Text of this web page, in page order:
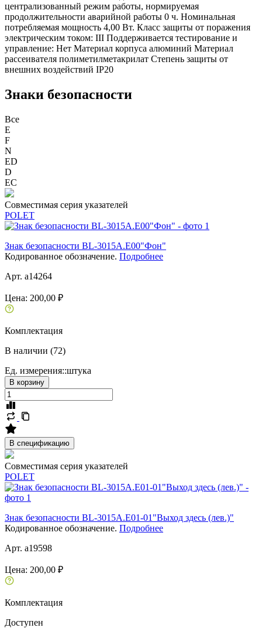
централизованный режим работы, нормируемая
продолжительности аварийной работы 0 ч. Номинальная
потребляемая мощность 4,00 Вт. Класс защиты от поражения
электрическим током: III Поддерживается тестирование и
управление: Нет Материал корпуса алюминий Материал
рассеивателя полиметилметакрилат Степень защиты от
внешних воздействий IP20
Знаки безопасности
Все
E
F
N
ED
D
ЕС
Совместимая серия указателей
POLET
Знак безопасности BL-3015A.E00"Фон"
Кодированное обозначение. Подробнее
Арт. a14264
Цена: 200,00 ₽
Комплектация
В наличии (72)
Ед. измерения::штука
В корзину
В спецификацию
Совместимая серия указателей
POLET
Знак безопасности BL-3015A.E01-01"Выход здесь (лев.)"
Кодированное обозначение. Подробнее
Арт. a19598
Цена: 200,00 ₽
Комплектация
Доступен